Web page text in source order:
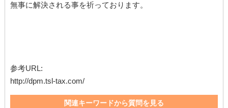
無事に解決される事を祈っております。
参考URL:
http://dpm.tsl-tax.com/
関連キーワードから質問を見る